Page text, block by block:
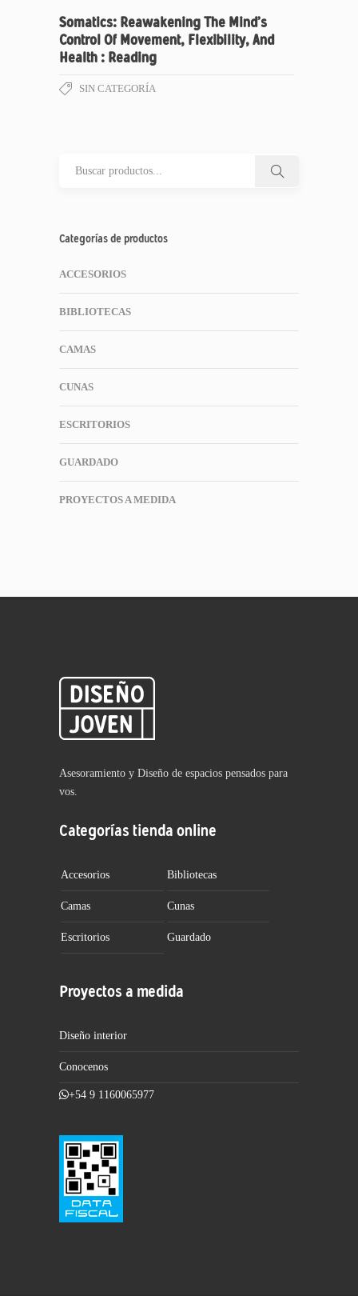
Somatics: Reawakening The Mind’s
Control Of Movement, Flexibility, And
Health : Reading
SIN CATEGORÍA
Categorías de productos
ACCESORIOS
BIBLIOTECAS
CAMAS
CUNAS
ESCRITORIOS
GUARDADO
PROYECTOS A MEDIDA
Asesoramiento y Diseño de espacios pensados para
vos.
Categorías tienda online
Accesorios Bibliotecas
Camas Cunas
Escritorios Guardado
Proyectos a medida
Diseño interior
Conocenos
+54 9 1160065977